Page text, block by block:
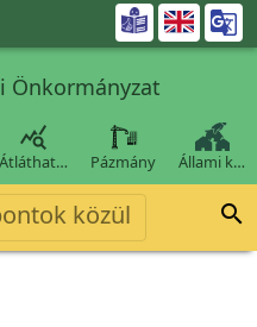

Önkormányzat

Átláthat… Pázmány Állami k…
közül 